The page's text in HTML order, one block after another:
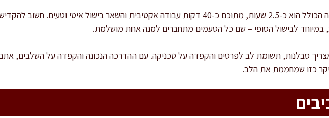
זמן ההכנה הכולל הוא כ-2.5 שעות, מתוכם כ-40 דקות עבודה אקטיבית והשאר בישול איטי
במיוחד לבישול הסופי – שם כל הטעמים מתחברים למנה אחת מושלמת.
סבלנות, תשומת לב לפרטים והקפדה על טכניקה. עם ההדרכה הנכונה והקפדה על השלבים,
כזו שמחממת את הלב.